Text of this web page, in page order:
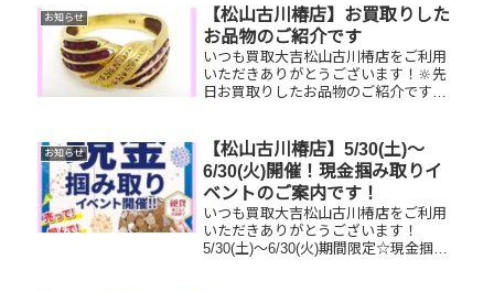
品物はございませんか？ぜひ買取大吉
松山古川椿店にお査定させて...
お知らせ
【松山古川椿店】お買取りした
お品物のご紹介です
いつも買取大吉松山古川椿店をご利用
いただきありがとうございます！🔆先
日お買取りしたお品物のご紹介です。
ございませんか？そのお品物ぜひ！買
取大吉松山古川椿店にお査定させ...
お知らせ
【松山古川椿店】5/30(土)～
6/30(火)開催！現金掴み取りイ
ベントのご案内です！
いつも買取大吉松山古川椿店をご利用
いただきありがとうございます！
5/30(土)～6/30(火)期間限定☆現金掴み